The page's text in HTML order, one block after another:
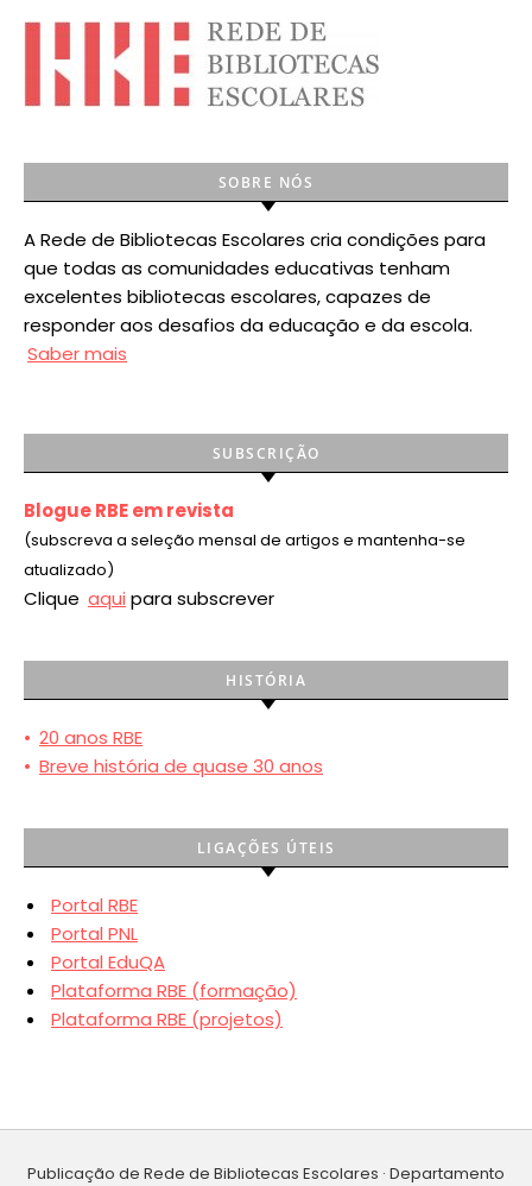
SOBRE NÓS
A Rede de Bibliotecas Escolares cria condições para
que todas as comunidades educativas tenham
excelentes bibliotecas escolares, capazes de
responder aos desafios da educação e da escola.
Saber mais
SUBSCRIÇÃO
Blogue RBE em revista
(subscreva a seleção mensal de artigos e mantenha-se
atualizado)
Clique aqui para subscrever
HISTÓRIA
• 20 anos RBE
• Breve história de quase 30 anos
LIGAÇÕES ÚTEIS
Portal RBE
Portal PNL
Portal EduQA
Plataforma RBE (formação)
Plataforma RBE (projetos)
Publicação de Rede de Bibliotecas Escolares · Departamento